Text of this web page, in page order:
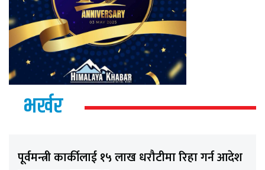
भर्खर
पूर्वमन्त्री कार्कीलाई १५ लाख धरौटीमा रिहा गर्न आदेश